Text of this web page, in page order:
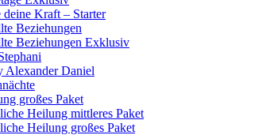
Kraft – Starter
Beziehungen
Beziehungen Exklusiv
Alexander Daniel
großes Paket
Heilung mittleres Paket
Heilung großes Paket